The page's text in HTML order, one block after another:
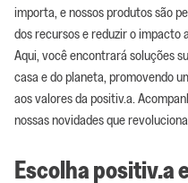
importa, e nossos produtos são
dos recursos e reduzir o impacto
Aqui, você encontrará soluções
casa e do planeta, promovendo
aos valores da positiv.a.
nossas novidades que
Escolha positiv.a